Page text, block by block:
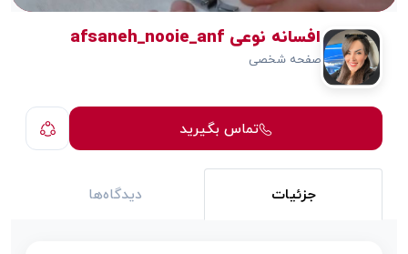
افسانه نوعی afsaneh_nooie_anf
صفحه شخصی
تماس بگیرید
جزئیات دیدگاه‌ها